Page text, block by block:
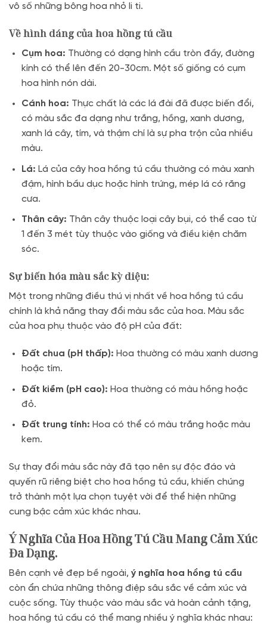
vô số những bông hoa nhỏ li ti.
Về hình dáng của hoa hồng tú cầu
Cụm hoa: Thường có dạng hình cầu tròn đầy, đường
kính có thể lên đến 20-30cm. Một số giống có cụm
hoa hình nón dài.
Cánh hoa: Thực chất là các lá đài đã được biến đổi,
có màu sắc đa dạng như trắng, hồng, xanh dương,
xanh lá cây, tím, và thậm chí là sự pha trộn của nhiều
màu.
Lá: Lá của cây hoa hồng tú cầu thường có màu xanh
đậm, hình bầu dục hoặc hình trứng, mép lá có răng
cưa.
Thân cây: Thân cây thuộc loại cây bụi, có thể cao từ
1 đến 3 mét tùy thuộc vào giống và điều kiện chăm
sóc.
Sự biến hóa màu sắc kỳ diệu:
Một trong những điều thú vị nhất về hoa hồng tú cầu
chính là khả năng thay đổi màu sắc của hoa. Màu sắc
của hoa phụ thuộc vào độ pH của đất:
Đất chua (pH thấp): Hoa thường có màu xanh dương
hoặc tím.
Đất kiềm (pH cao): Hoa thường có màu hồng hoặc
đỏ.
Đất trung tính: Hoa có thể có màu trắng hoặc màu
kem.
Sự thay đổi màu sắc này đã tạo nên sự độc đáo và
quyến rũ riêng biệt cho hoa hồng tú cầu, khiến chúng
trở thành một lựa chọn tuyệt vời để thể hiện những
cung bậc cảm xúc khác nhau.
Ý Nghĩa Của Hoa Hồng Tú Cầu Mang Cảm Xúc
Đa Dạng.
Bên cạnh vẻ đẹp bề ngoài, ý nghĩa hoa hồng tú cầu
còn ẩn chứa những thông điệp sâu sắc về cảm xúc và
cuộc sống. Tùy thuộc vào màu sắc và hoàn cảnh tặng,
hoa hồng tú cầu có thể mang nhiều ý nghĩa khác nhau: